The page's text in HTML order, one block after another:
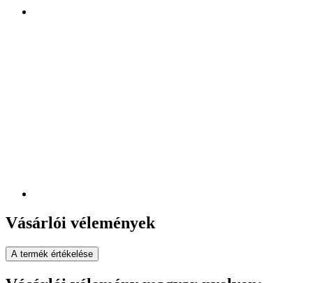
Vásárlói vélemények
A termék értékelése